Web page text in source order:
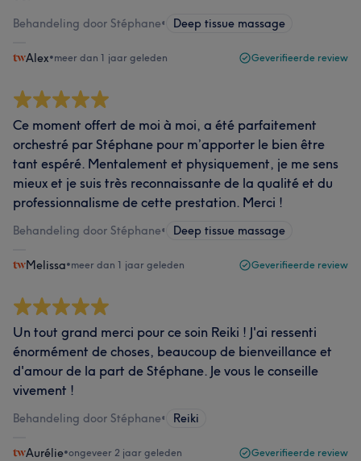
Behandeling door Stéphane• Deep tissue massage
Alex•meer dan 1 jaar geleden Geverifieerde review
Ce moment offert de moi à moi, a été parfaitement
orchestré par Stéphane pour m’apporter le bien être
tant espéré. Mentalement et physiquement, je me sens
mieux et je suis très reconnaissante de la qualité et du
professionnalisme de cette prestation. Merci !
Behandeling door Stéphane• Deep tissue massage
Melissa•meer dan 1 jaar geleden Geverifieerde review
Un tout grand merci pour ce soin Reiki ! J'ai ressenti
énormément de choses, beaucoup de bienveillance et
d'amour de la part de Stéphane. Je vous le conseille
vivement !
Behandeling door Stéphane• Reiki
Aurélie•ongeveer 2 jaar geleden Geverifieerde review